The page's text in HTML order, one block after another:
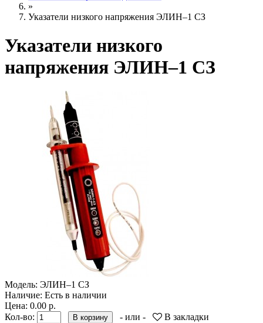
»
Указатели низкого напряжения ЭЛИН–1 СЗ
Указатели низкого
напряжения ЭЛИН–1 СЗ
Модель: ЭЛИН–1 СЗ
Наличие: Есть в наличии
Цена: 0.00 р.
Кол-во:
- или -
В закладки